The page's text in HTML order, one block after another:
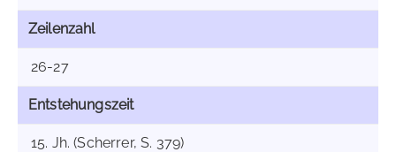
Zeilenzahl
26-27
Entstehungszeit
15. Jh. (Scherrer, S. 379)